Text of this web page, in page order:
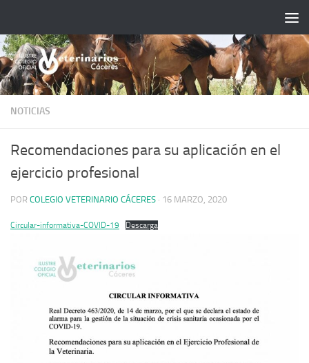
NOTICIAS
Recomendaciones para su aplicación en el
ejercicio profesional
POR COLEGIO VETERINARIO CÁCERES · 16 MARZO, 2020
Circular-informativa-COVID-19 Descarga